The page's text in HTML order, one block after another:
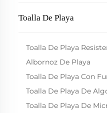
Toalla De Playa
Toalla De Playa
Albornoz De Playa
Toalla De Playa Con
Toalla De Playa De
Toalla De Playa De